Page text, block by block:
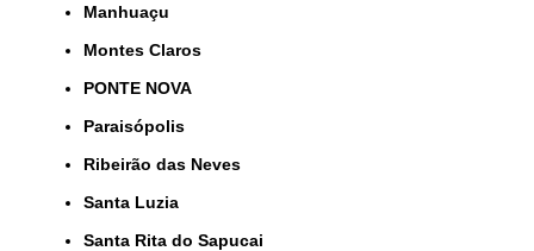
Manhuaçu
Montes Claros
PONTE NOVA
Paraisópolis
Ribeirão das Neves
Santa Luzia
Santa Rita do Sapucai